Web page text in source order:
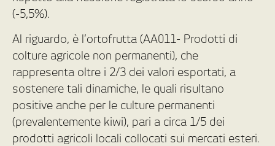
(-5,5%).
Al riguardo, è l’ortofrutta (AA011- Prodotti di
colture agricole non permanenti), che
rappresenta oltre i 2/3 dei valori esportati, a
sostenere tali dinamiche, le quali risultano
positive anche per le culture permanenti
(prevalentemente kiwi), pari a circa 1/5 dei
prodotti agricoli locali collocati sui mercati esteri.